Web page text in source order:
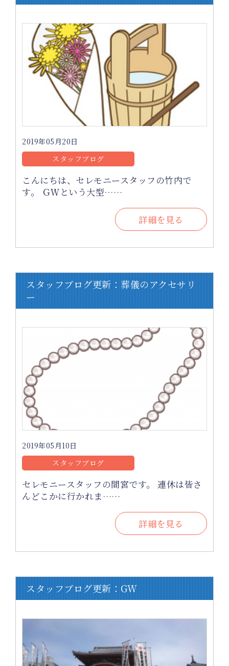
2019年05月20日
スタッフブログ
こんにちは、セレモニースタッフの竹内で
す。 ＧＷという大型……
詳細を見る
スタッフブログ更新：葬儀のアクセサリ
ー
2019年05月10日
スタッフブログ
セレモニースタッフの間宮です。 連休は皆さ
んどこかに行かれま……
詳細を見る
スタッフブログ更新：GW